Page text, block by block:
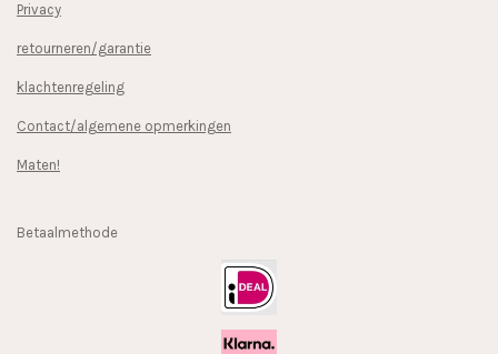
Privacy
retourneren/garantie
klachtenregeling
Contact/algemene opmerkingen
Maten!
Betaalmethode